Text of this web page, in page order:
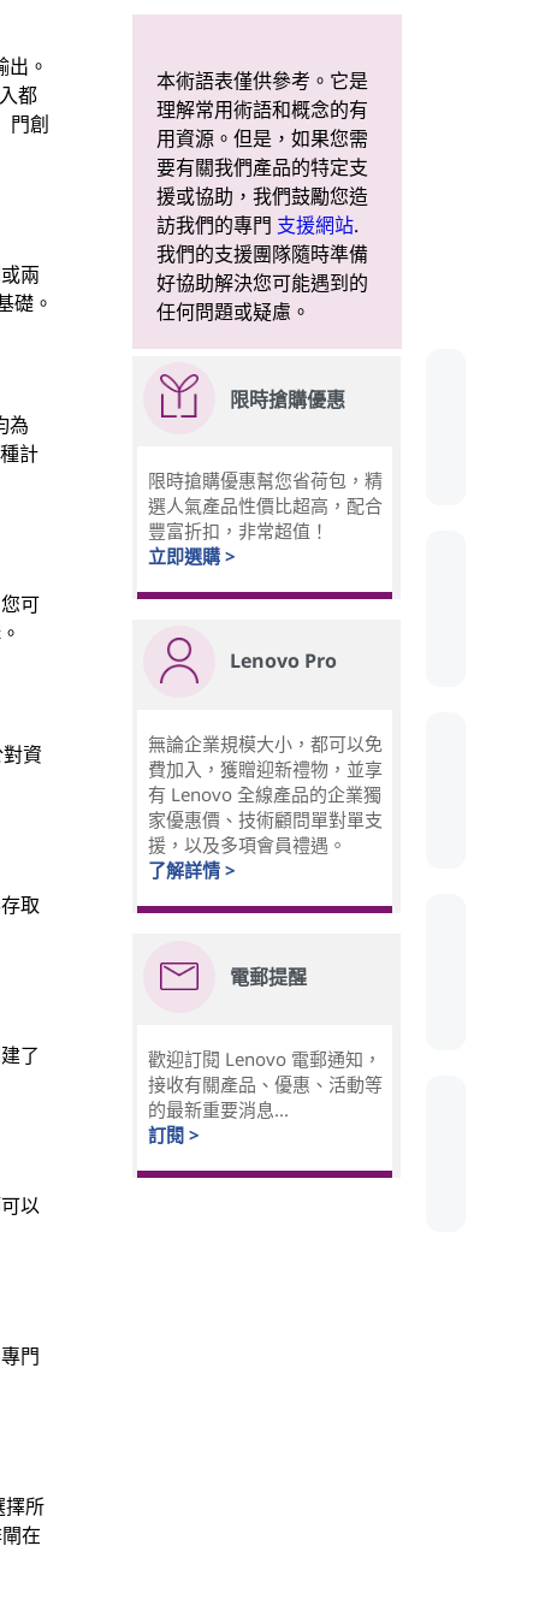
。
都
門創
兩
礎。
為
計
可
資
取
了
以
門
擇所
在
本術語表僅供參考。它是
理解常用術語和概念的有
用資源。但是，如果您需
要有關我們產品的特定支
援或協助，我們鼓勵您造
訪我們的專門 支援網站.
我們的支援團隊隨時準備
好協助解決您可能遇到的
任何問題或疑慮。
限時搶購優惠
限時搶購優惠幫您省荷包，精
選人氣產品性價比超高，配合
豐富折扣，非常超值！
立即選購 >
Lenovo Pro
無論企業規模大小，都可以免
費加入，獲贈迎新禮物，並享
有 Lenovo 全線產品的企業獨
家優惠價、技術顧問單對單支
援，以及多項會員禮遇。
了解詳情 >
電郵提醒
歡迎訂閱 Lenovo 電郵通知，
接收有關產品、優惠、活動等
的最新重要消息...
訂閱 >